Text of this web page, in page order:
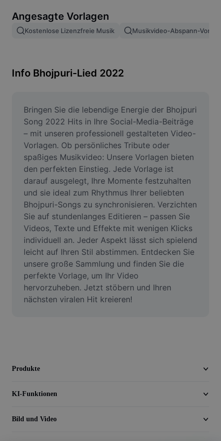
Bilder zusammenfügen
Bildgröße ändern
Meme-Generator
AI Text Remover
AI People Remover
AI Inpainting
Face Cutout
Video
Videohintergrund entfernen
Qualität verbessern
Videoeditor
Angesagte Vorlagen
Kostenlose Lizenzfreie Musik Musikvideo-Abspann-
Info Bhojpuri-Lied 2022
Bringen Sie die lebendige Energie der Bhojpuri
Song 2022 Hits in Ihre Social-Media-Beiträge
– mit unseren professionell gestalteten Video-
Vorlagen. Ob persönliches Tribute oder
spaßiges Musikvideo: Unsere Vorlagen bieten
den perfekten Einstieg. Jede Vorlage ist
darauf ausgelegt, Ihre Momente festzuhalten
und sie ideal zum Rhythmus Ihrer beliebten
Bhojpuri-Songs zu synchronisieren. Verzichten
Sie auf stundenlanges Editieren – passen Sie
Videos, Texte und Effekte mit wenigen Klicks
individuell an. Jeder Aspekt lässt sich spielend
leicht auf Ihren Stil abstimmen. Entdecken Sie
unsere große Sammlung und finden Sie die
perfekte Vorlage, um Ihr Video
hervorzuheben. Jetzt stöbern und Ihren
nächsten viralen Hit kreieren!
Produkte
KI-Funktionen
Bild und Video